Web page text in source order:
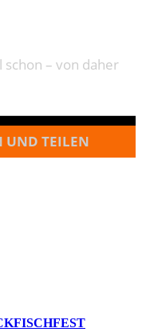
schon – von daher
UND TEILEN